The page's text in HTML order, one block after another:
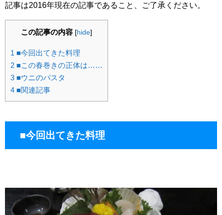
記事は2016年現在の記事であること、ご了承ください。
この記事の内容 [hide]
1 ■今回出てきた料理
2 ■この春巻きの正体は……
3 ■ウニのパスタ
4 ■関連記事
■今回出てきた料理